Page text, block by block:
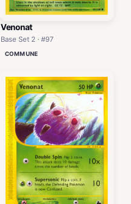
Venonat
Base Set 2 · #97
COMMUNE